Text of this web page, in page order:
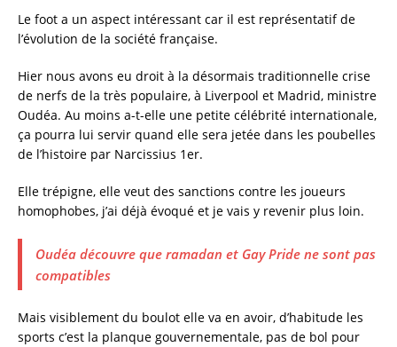
c
e
b
o
o
k
it
te
r
ai
l
a
re
Le foot a un aspect intéressant car il est représentatif de
l’évolution de la société française.
Hier nous avons eu droit à la désormais traditionnelle crise
de nerfs de la très populaire, à Liverpool et Madrid, ministre
Oudéa. Au moins a-t-elle une petite célébrité internationale,
ça pourra lui servir quand elle sera jetée dans les poubelles
de l’histoire par Narcissius 1er.
Elle trépigne, elle veut des sanctions contre les joueurs
homophobes, j’ai déjà évoqué et je vais y revenir plus loin.
Oudéa découvre que ramadan et Gay Pride ne sont pas
compatibles
Mais visiblement du boulot elle va en avoir, d’habitude les
sports c’est la planque gouvernementale, pas de bol pour